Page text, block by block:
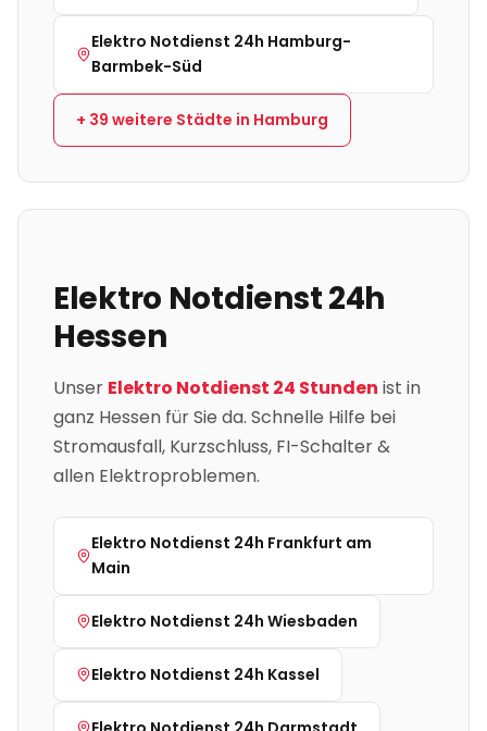
Elektro Notdienst 24h Hamburg-
Barmbek-Süd
+ 39 weitere Städte in Hamburg
Elektro Notdienst 24h
Hessen
Unser Elektro Notdienst 24 Stunden ist in
ganz Hessen für Sie da. Schnelle Hilfe bei
Stromausfall, Kurzschluss, FI-Schalter &
allen Elektroproblemen.
Elektro Notdienst 24h Frankfurt am
Main
Elektro Notdienst 24h Wiesbaden
Elektro Notdienst 24h Kassel